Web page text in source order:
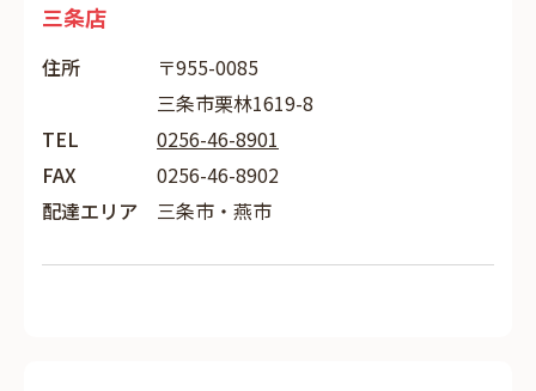
三条店
住所
〒955-0085
三条市栗林1619-8
TEL
0256-46-8901
FAX
0256-46-8902
配達エリア
三条市・燕市